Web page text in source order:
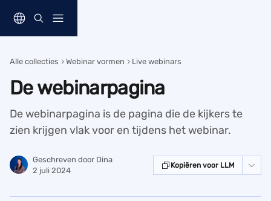
Alle collecties Webinar vormen Live webinars
De webinarpagina
De webinarpagina is de pagina die de kijkers te
zien krijgen vlak voor en tijdens het webinar.
Geschreven door Dina
2 juli 2024
Kopiëren voor LLM